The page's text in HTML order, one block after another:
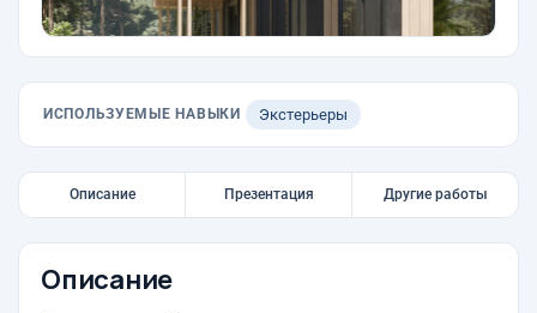
ИСПОЛЬЗУЕМЫЕ НАВЫКИ Экстерьеры
Описание Презентация Другие работы
Описание